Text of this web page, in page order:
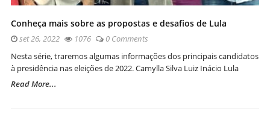
Conheça mais sobre as propostas e desafios de Lula
set 26, 2022 1076
0 Comments
Nesta série, traremos algumas informações dos principais candidatos
à presidência nas eleições de 2022. Camylla Silva Luiz Inácio Lula
Read More...